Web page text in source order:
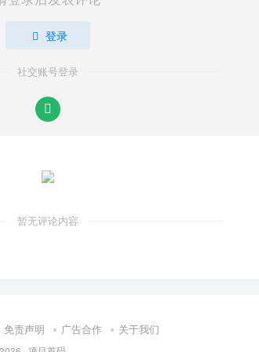
登录
社交账号登录
暂无评论内容
免责声明 广告合作 关于我们